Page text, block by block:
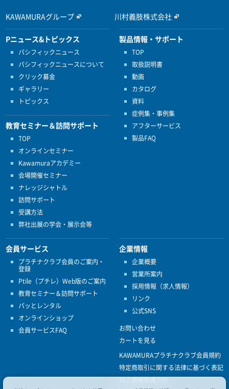
KAWAMURAグループ 川村義肢株式会社
Pニュース&トピックス
パシフィックニュース
パシフィックニュースについて
クリック募金
ギャラリー
トピックス
教育セミナー＆訪問サポート
TOP
オンラインセミナー
Kawamuraアカデミー
会場開催セミナー
ナレッジシャトル
訪問サポート
受講方法
弊社出展の学会・展示会等
製品情報・サポート
TOP
取扱説明書
動画
カタログ
資料
症例集・事例集
アフターサービス
製品FAQ
会員サービス
プラチナクラブ会員のご案内・
登録
Ptile（プチレ）Web版のご案内
教育セミナー＆訪問サポート
パッとレンタル
オンラインショップ
会員サービスFAQ
企業情報
企業概要
営業所案内
採用情報（求人情報）
リンク
公式SNS
お問い合わせ
カートを見る
KAWAMURAプラチナクラブ会員規約
特定商取引に関する法律に基づく表記
個人情報保護方針